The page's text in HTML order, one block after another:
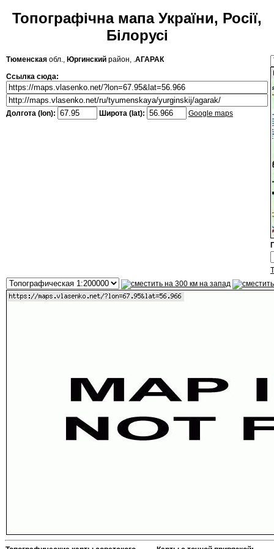
Топографічна мапа України, Росії,
Білорусі
Тюменская обл., Юргинский район, .АГАРАК
Ссылка сюда:
Долгота (lon): Широта (lat): Google maps